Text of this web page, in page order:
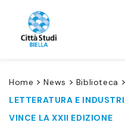
Home >News > Biblioteca >
LETTERATURA E
VINCE LA XXII EDIZIONE